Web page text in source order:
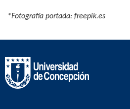
*Fotografía portada: freepik.es